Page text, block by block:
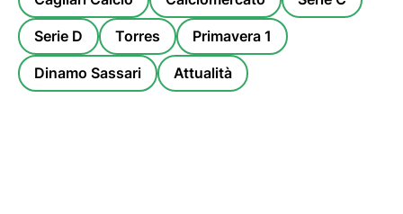
Serie D Torres Primavera 1
Dinamo Sassari Attualità